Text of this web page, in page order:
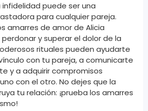
infidelidad puede ser una
para cualquier pareja.
amarres de amor de Alicia
y superar el dolor de la
rituales pueden ayudarte
con tu pareja, a comunicarte
y a adquirir compromisos
con el otro. No dejes que la
tu relación: ¡prueba los amarres